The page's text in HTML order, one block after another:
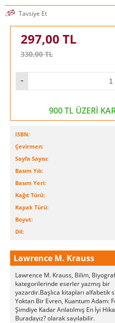
Tavsiye Et
297,00 TL
330,00TL
900 TL ÜZERİ
ISBN:
Çevirmen:
Sayfa Sayısı:
Basım Yılı:
Basım Yeri:
Kağıt Türü:
Kapak Türü:
Boyut:
Dil:
Lawrence M. Krauss
Lawrence M. Krauss, Bilim,
kategorilerinde eserler yazmış bir
yazardır.Başlıca kitapları alfabetik
Yoktan Bir Evren, Kuantum Adam:
Şimdiye Kadar Anlatılmış En İyi
Buradayız? olarak sayılabilir.